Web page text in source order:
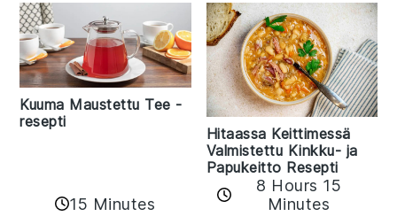
Kuuma Maustettu Tee -
resepti
15 Minutes
Hitaassa Keittimessä
Valmistettu Kinkku- ja
Papukeitto Resepti
8 Hours 15
Minutes